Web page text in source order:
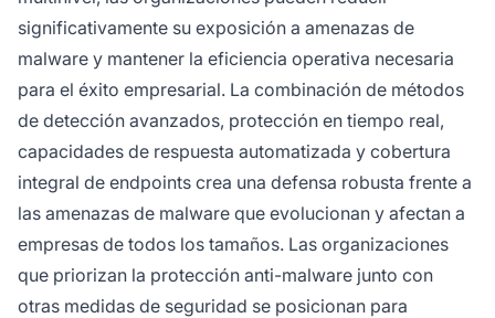
significativamente su exposición a amenazas de
malware y mantener la eficiencia operativa necesaria
para el éxito empresarial. La combinación de métodos
de detección avanzados, protección en tiempo real,
capacidades de respuesta automatizada y cobertura
integral de endpoints crea una defensa robusta frente a
las amenazas de malware que evolucionan y afectan a
empresas de todos los tamaños. Las organizaciones
que priorizan la protección anti-malware junto con
otras medidas de seguridad se posicionan para